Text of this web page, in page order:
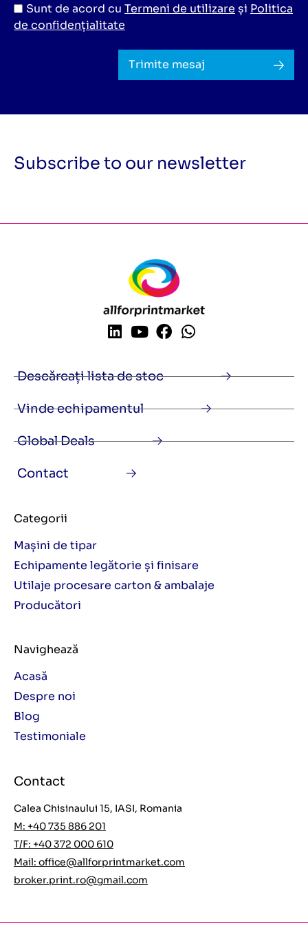
Sunt de acord cu Termeni de utilizare și Politica
de confidențialitate
Trimite mesaj
Subscribe to our newsletter
Descărcați lista de stoc
Vinde echipamentul
Global Deals
Contact
Categorii
Mașini de tipar
Echipamente legătorie și finisare
Utilaje procesare carton & ambalaje
Producători
Navighează
Acasă
Despre noi
Blog
Testimoniale
Contact
Calea Chisinaului 15, IASI, Romania
M: +40 735 886 201
T/F: +40 372 000 610
Mail: office@allforprintmarket.com
broker.print.ro@gmail.com